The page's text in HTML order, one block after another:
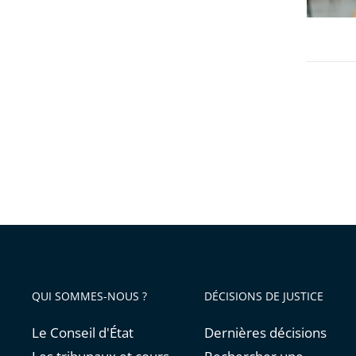
la
des
QUI SOMMES-NOUS ?
Le Conseil d'État
DÉCISIONS DE JUSTICE
Dernières décisions